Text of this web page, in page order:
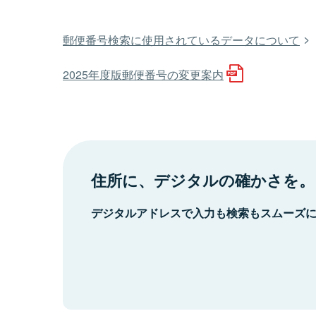
郵便番号検索に使用されているデータについて
2025年度版郵便番号の変更案内
住所に、デジタルの確かさを。
デジタルアドレスで入力も検索もスムーズ